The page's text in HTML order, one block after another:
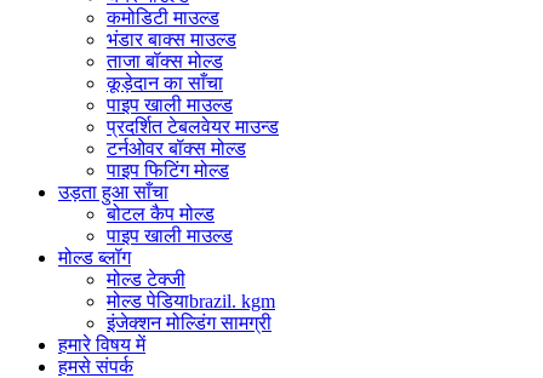
कमोडिटी माउल्ड
भंडार बाक्स माउल्ड
ताजा बॉक्स मोल्ड
कूड़ेदान का साँचा
पाइप खाली माउल्ड
प्रदर्शित टेबलवेयर माउन्ड
टर्नओवर बॉक्स मोल्ड
पाइप फिटिंग मोल्ड
उड़ता हुआ साँचा
बोटल कैप मोल्ड
पाइप खाली माउल्ड
मोल्ड ब्लॉग
मोल्ड टेक्जी
मोल्ड पेडियाbrazil. kgm
इंजेक्शन मोल्डिंग सामग्री
हमारे विषय में
हमसे संपर्क